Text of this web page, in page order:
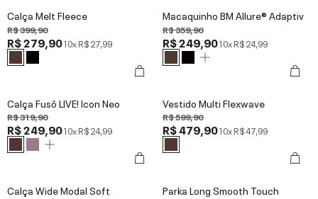
Calça Melt Fleece
R$ 399,90
R$ 279,9010xR$ 27,99
Macaquinho BM Allure® Adaptiv
R$ 359,90
R$ 249,9010xR$ 24,99
Calça Fusô LIVE! Icon Neo
R$ 319,90
R$ 249,9010xR$ 24,99
Vestido Multi Flexwave
R$ 599,90
R$ 479,9010xR$ 47,99
Calça Wide Modal Soft Parka Long Smooth Touch